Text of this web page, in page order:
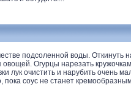
подсоленной воды. Откинуть
Огурцы нарезать
лук очистить и нарубить очень
соус не станет